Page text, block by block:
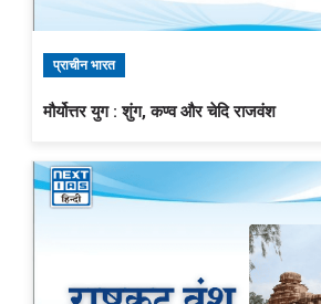
प्राचीन भारत
मौर्योत्तर युग : शुंग, कण्व और चेदि राजवंश